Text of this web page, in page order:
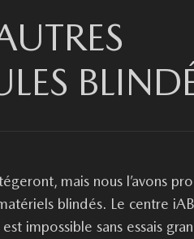
mais nous l’avons
blindés. Le centre
impossible sans essais